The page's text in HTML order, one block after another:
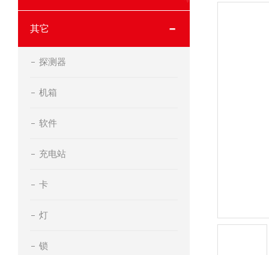
其它
探测器
机箱
软件
充电站
卡
灯
锁